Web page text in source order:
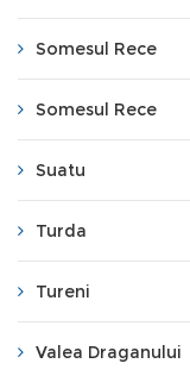
Somesul Rece
Somesul Rece
Suatu
Turda
Tureni
Valea Draganului